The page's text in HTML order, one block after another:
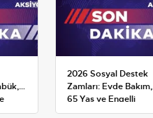
2026 Sosyal Destek
Zamları: Evde Bakım,
65 Yaş ve Engelli
Maaşlarında Yeni